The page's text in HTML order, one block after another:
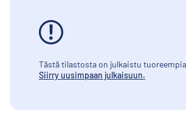
Tästä tilastosta on julkaistu
Siirry uusimpaan julkaisuun.